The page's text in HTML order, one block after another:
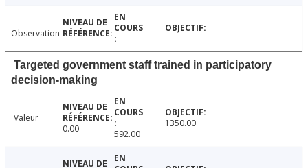
Observation
Targeted government staff trained in participatory
decision-making
Valeur
0.00
592.00
1350.00